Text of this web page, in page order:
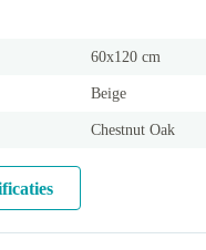
60x120 cm
Beige
Chestnut Oak